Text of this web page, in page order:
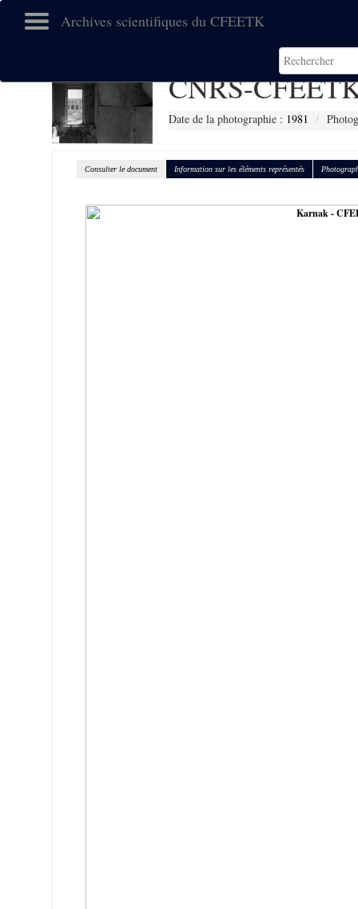
Archives scientifiques du CFEETK
CNRS-
Date de la photographie : 1981
Consulter le document Information sur les éléments représentés